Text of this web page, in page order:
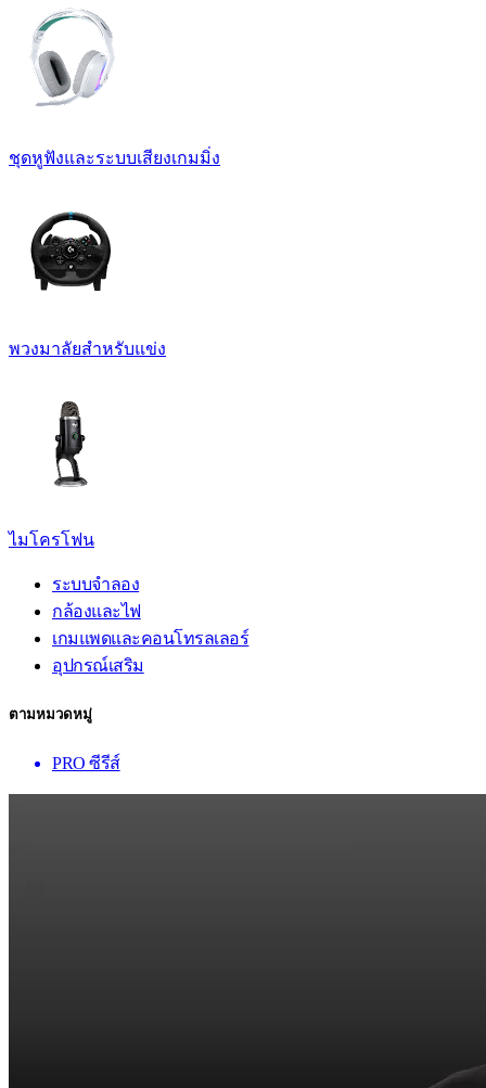
ชุดหูฟังและระบบเสียงเกมมิ่ง
พวงมาลัยสำหรับแข่ง
ไมโครโฟน
ระบบจำลอง
กล้องและไฟ
เกมแพดและคอนโทรลเลอร์
อุปกรณ์เสริม
ตามหมวดหมู่
PRO ซีรีส์